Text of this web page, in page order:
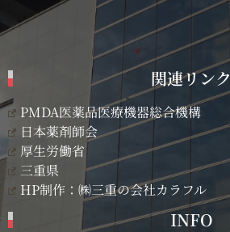
関連リンク
PMDA医薬品医療機器総合機構
日本薬剤師会
厚生労働省
三重県
HP制作：㈱三重の会社カラフル
INFO